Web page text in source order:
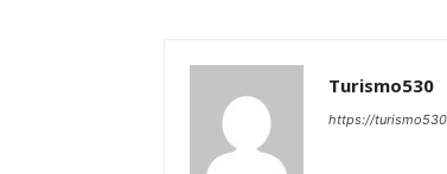
Turismo530
https://